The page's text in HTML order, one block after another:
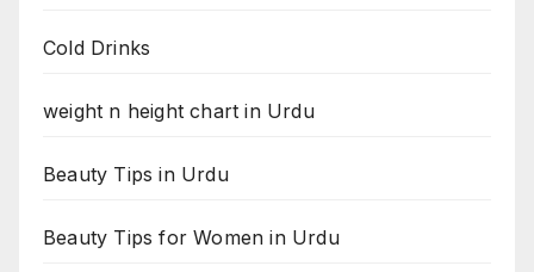
Cold Drinks
weight n height chart in Urdu
Beauty Tips in Urdu
Beauty Tips for Women in Urdu